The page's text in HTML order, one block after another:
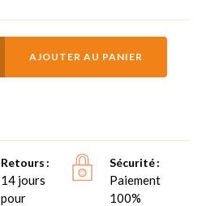
AJOUTER AU PANIER
Retours
14 jours
pour
Sécurité
Paiement
100%